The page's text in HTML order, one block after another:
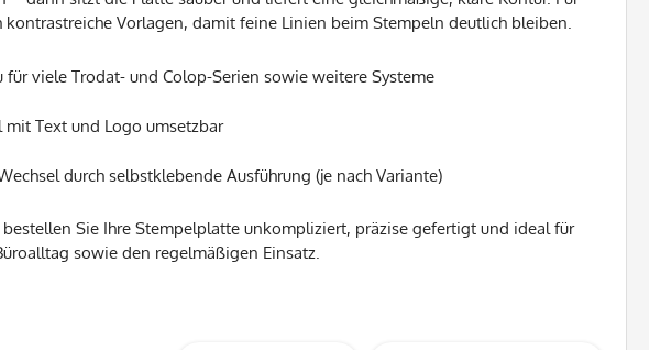
kontrastreiche Vorlagen, damit feine Linien beim Stempeln deutlich bleiben.
für viele Trodat- und Colop-Serien sowie weitere Systeme
Text und Logo umsetzbar
durch selbstklebende Ausführung (je nach Variante)
Sie Ihre Stempelplatte unkompliziert, präzise gefertigt und ideal für
sowie den regelmäßigen Einsatz.